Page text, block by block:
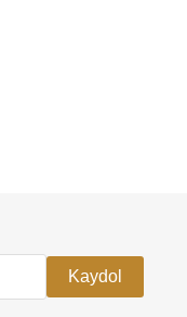
Kaydol